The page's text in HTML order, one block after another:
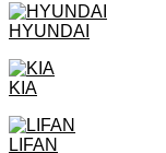
HYUNDAI
KIA
LIFAN